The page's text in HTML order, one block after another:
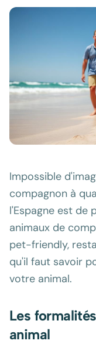
Impossible
compagnon à
l'Espagne est de
animaux de
pet-friendly,
qu'il faut savoir
votre animal.
Les
animal